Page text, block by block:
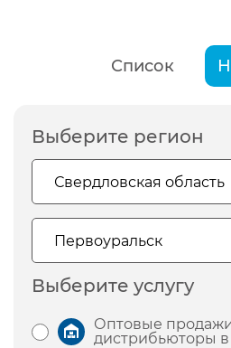
Список
Выберите регион
Выберите услугу
Оптовые
дистрибьюторы